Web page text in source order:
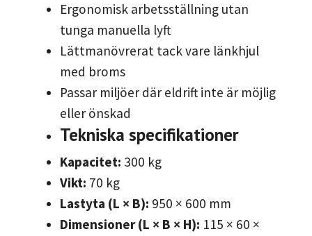
Ergonomisk arbetsställning utan
tunga manuella lyft
Lättmanövrerat tack vare länkhjul
med broms
Passar miljöer där eldrift inte är möjlig
eller önskad
Tekniska specifikationer
Kapacitet: 300 kg
Vikt: 70 kg
Lastyta (L × B): 950 × 600 mm
Dimensioner (L × B × H): 115 × 60 ×